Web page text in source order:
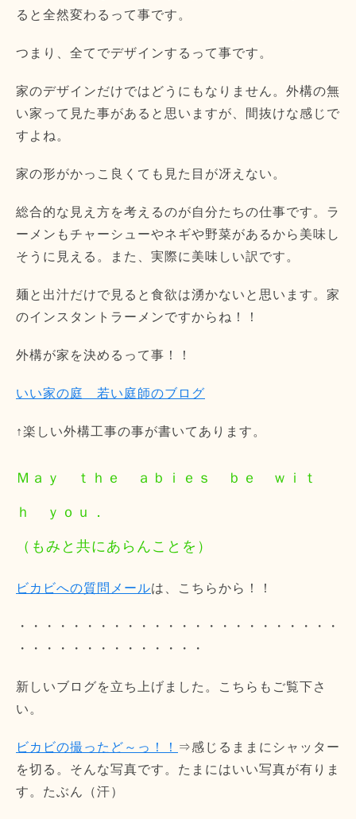
ると全然変わるって事です。
つまり、全てでデザインするって事です。
家のデザインだけではどうにもなりません。外構の無
い家って見た事があると思いますが、間抜けな感じで
すよね。
家の形がかっこ良くても見た目が冴えない。
総合的な見え方を考えるのが自分たちの仕事です。ラ
ーメンもチャーシューやネギや野菜があるから美味し
そうに見える。また、実際に美味しい訳です。
麺と出汁だけで見ると食欲は湧かないと思います。家
のインスタントラーメンですからね！！
外構が家を決めるって事！！
いい家の庭 若い庭師のブログ
↑楽しい外構工事の事が書いてあります。
Ｍａｙ ｔｈｅ ａｂｉｅｓ ｂｅ ｗｉｔ
ｈ ｙｏｕ．
（もみと共にあらんことを）
ビカビへの質問メールは、こちらから！！
・・・・・・・・・・・・・・・・・・・・・・・・
・・・・・・・・・・・・・・
新しいブログを立ち上げました。こちらもご覧下さ
い。
ビカビの撮ったど～っ！！ ⇒感じるままにシャッター
を切る。そんな写真です。たまにはいい写真が有りま
す。たぶん（汗）